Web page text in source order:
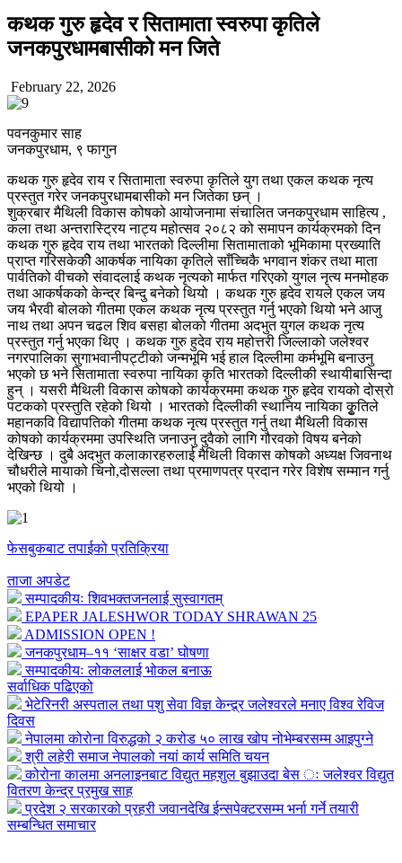
कथक गुरु हृदेव र सितामाता स्वरुपा कृतिले
जनकपुरधामबासीको मन जिते
February 22, 2026
पवनकुमार साह
जनकपुरधाम, ९ फागुन
कथक गुरु हृदेव राय र सितामाता स्वरुपा कृतिले युग तथा एकल कथक नृत्य
प्रस्तुत गरेर जनकपुरधामबासीको मन जितेका छन् ।
शुक्रबार मैथिली विकास कोषको आयोजनामा संचालित जनकपुरधाम साहित्य ,
कला तथा अन्तरास्ट्रिय नाट्य महोत्सव २०८२ को समापन कार्यक्रमको दिन
कथक गुरु हृदेव राय तथा भारतको दिल्लीमा सितामाताको भूमिकामा प्रख्याति
प्राप्त गरिसकेकीे आकर्षक नायिका कृतिले साँच्चिकै भगवान शंकर तथा माता
पार्वतिको वीचको संवादलाई कथक नृत्यको मार्फत गरिएको युगल नृत्य मनमोहक
तथा आकर्षकको केन्द्र बिन्दु बनेको थियो । कथक गुरु हृदेव रायले एकल जय
जय भैरवी बोलको गीतमा एकल कथक नृत्य प्रस्तुत गर्नु भएको थियो भने आजु
नाथ तथा अपन चढल शिव बसहा बोलको गीतमा अदभुत युगल कथक नृत्य
प्रस्तुत गर्नु भएका थिए । कथक गुरु हुदेव राय महोत्तरी जिल्लाको जलेश्वर
नगरपालिका सुगाभवानीपट्टीको जन्मभूमि भई हाल दिल्लीमा कर्मभूमि बनाउनु
भएको छ भने सितामाता स्वरुपा नायिका कृति भारतको दिल्लीकी स्थायीबासिन्दा
हुन् । यसरी मैथिली विकास कोषको कार्यक्रममा कथक गुरु हृदेव रायको दोस्रो
पटकको प्रस्तुति रहेको थियो । भारतको दिल्लीकी स्थानिय नायिका कुृतिले
महानकवि विद्यापतिको गीतमा कथक नृत्य प्रस्तुत गर्नु तथा मैथिली विकास
कोषको कार्यक्रममा उपस्थिति जनाउनु दुवैको लागि गौरवको विषय बनेको
देखिन्छ । दुबै अदभुत कलाकारहरुलाई मैथिली विकास कोषको अध्यक्ष जिवनाथ
चौधरीले मायाको चिनो,दोसल्ला तथा प्रमाणपत्र प्रदान गरेर विशेष सम्मान गर्नु
भएको थियो ।
फेसबुकबाट तपाईको प्रतिक्रिया
ताजा अपडेट
सम्पादकीयः शिवभक्तजनलाई सुस्वागतम्
EPAPER JALESHWOR TODAY SHRAWAN 25
ADMISSION OPEN !
जनकपुरधाम–११ ‘साक्षर वडा’ घोषणा
सम्पादकीयः लोकललाई भोकल बनाऊ
सर्वाधिक पढिएको
भेटेरिनरी अस्पताल तथा पशु सेवा विज्ञ केन्द्र्र जलेश्वरले मनाए विश्व रेविज
दिवस
नेपालमा कोरोना विरुद्धको २ करोड ५० लाख खोप नोभेम्बरसम्म आइपुग्ने
श्री लहेरी समाज नेपालको नयां कार्य समिति चयन
कोरोना कालमा अनलाइनबाट विद्युत महशुल बुझाउदा बेस ः जलेश्वर विद्युत
वितरण केन्द्र प्रमुख साह
प्रदेश २ सरकारको प्रहरी जवानदेखि ईन्सपेक्टरसम्म भर्ना गर्ने तयारी
सम्बन्धित समाचार